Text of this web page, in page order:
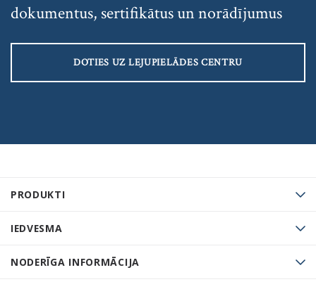
PRODUKTI
IEDVESMA
NODERĪGA INFORMĀCIJA
dokumentus, sertifikātus un norādījumus
DOTIES UZ LEJUPIELĀDES CENTRU